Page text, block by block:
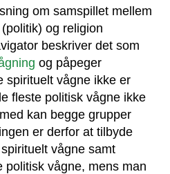
om samspillet mellem
og religion
beskriver det som
og påpeger
spirituelt vågne ikke er
fleste politisk vågne ikke
kan begge grupper
er derfor at tilbyde
vågne samt
politisk vågne, mens man